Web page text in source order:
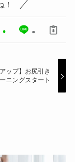
ップ】お尻引き
ニングスタート